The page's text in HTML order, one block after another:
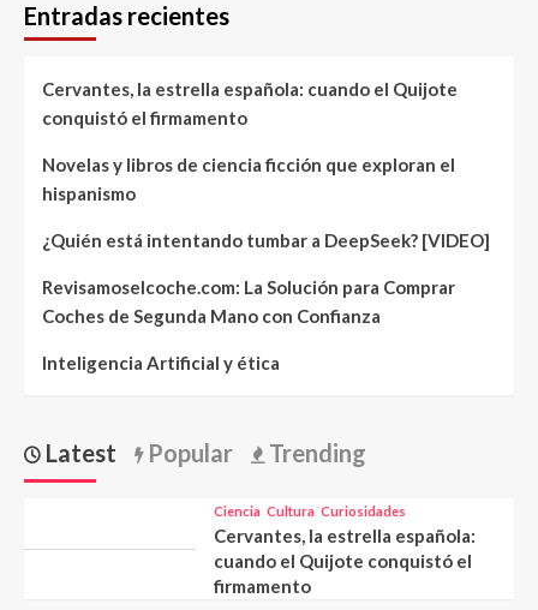
Entradas recientes
Cervantes, la estrella española: cuando el Quijote
conquistó el firmamento
Novelas y libros de ciencia ficción que exploran el
hispanismo
¿Quién está intentando tumbar a DeepSeek? [VIDEO]
Revisamoselcoche.com: La Solución para Comprar
Coches de Segunda Mano con Confianza
Inteligencia Artificial y ética
Latest Popular Trending
Ciencia Cultura Curiosidades
Cervantes, la estrella española:
cuando el Quijote conquistó el
firmamento